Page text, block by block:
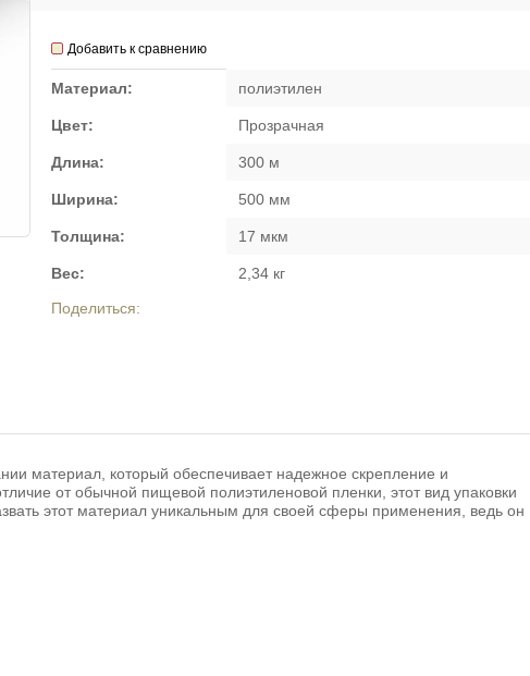
Добавить к сравнению
Материал: полиэтилен
Цвет: Прозрачная
Длина: 300 м
Ширина: 500 мм
Толщина: 17 мкм
Вес:
2,34 кг
Поделиться:
материал, который обеспечивает надежное скрепление и
от обычной пищевой полиэтиленовой пленки, этот вид упаковки
этот материал уникальным для своей сферы применения, ведь он